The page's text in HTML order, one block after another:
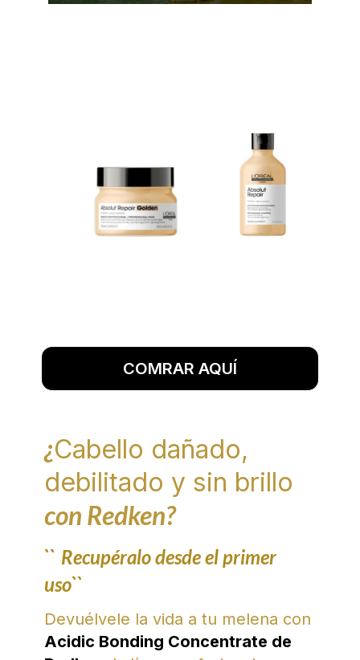
COMRAR AQUÍ
¿Cabello dañado,
debilitado y sin brillo
con Redken?
`` Recupéralo desde el primer
uso``
Devuélvele la vida a tu melena con
Acidic Bonding Concentrate de